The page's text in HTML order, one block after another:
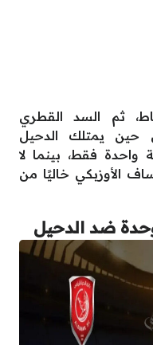
القطري بـ3 نقاط، ثم السد القطري
حين يمتلك الدحيل
واحدة فقط، بينما لا
الأوزبكي خاليًا من
ضد الدحيل